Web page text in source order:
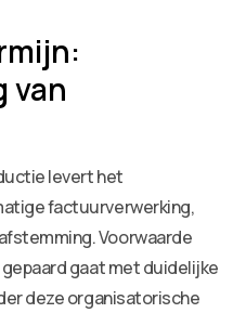
van
levert het
factuurverwerking,
Voorwaarde
gaat met duidelijke
deze organisatorische